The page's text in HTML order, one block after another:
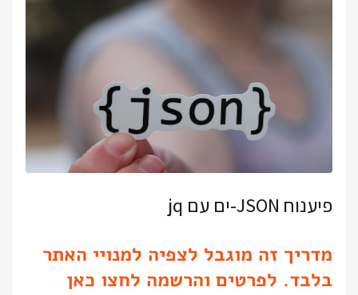
פיענוח JSON-ים עם jq
מדריך זה מוגבל לצפיה למנויי האתר
בלבד. לפרטים והרשמה לחצו כאן